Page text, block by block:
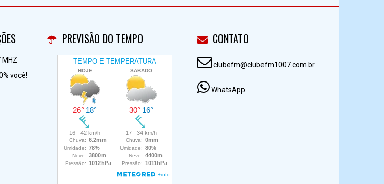
MHZ
você!
PREVISÃO DO TEMPO CONTATO
clubefm@clubefm1007.com.br
WhatsApp